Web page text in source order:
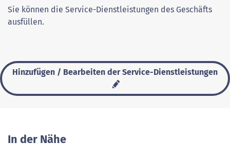
Sie können die Service-Dienstleistungen des Geschäfts
ausfüllen.
Hinzufügen / Bearbeiten der Service-Dienstleistungen
In der Nähe